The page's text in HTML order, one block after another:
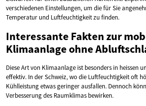
verschiedenen Einstellungen, um die für Sie
Temperatur und Luftfeuchtigkeit zu finden.
Interessante Fakten zur
Klimaanlage ohne
Diese Art von Klimaanlage ist besonders in heissen
effektiv. In der Schweiz, wo die Luftfeuchtigkeit oft
Kühlleistung etwas geringer ausfallen. Dennoch
Verbesserung des Raumklimas bewirken.